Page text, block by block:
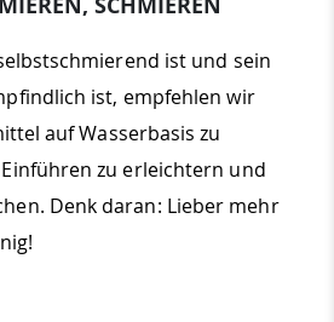
ist und sein
ist, empfehlen wir
auf Wasserbasis zu
zu erleichtern und
Denk daran: Lieber mehr